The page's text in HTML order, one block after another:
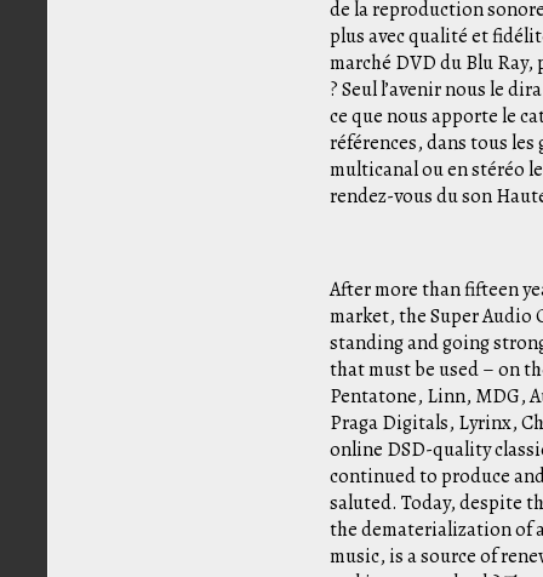
de la reproduction
plus avec qualité et
marché DVD du Blu
? Seul l’avenir nous le
ce que nous apporte le
références, dans tous les
multicanal ou en stéréo
rendez-vous du son
After more than fifteen
market, the Super Audio
standing and going
that must be used – on
Pentatone, Linn, MDG,
Praga Digitals, Lyrinx,
online DSD-quality
continued to produce
saluted. Today, despite
the dematerialization of
music, is a source of